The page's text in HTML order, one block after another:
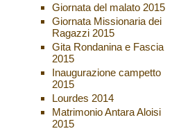
Giornata del malato 2015
Giornata Missionaria dei
Ragazzi 2015
Gita Rondanina e Fascia
2015
Inaugurazione campetto
2015
Lourdes 2014
Matrimonio Antara Aloisi
2015